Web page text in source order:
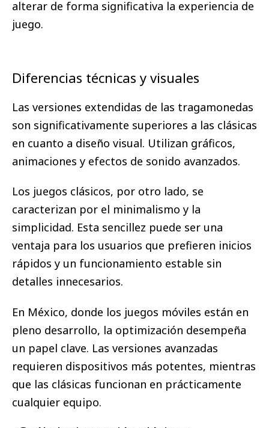
alterar de forma significativa la experiencia de
juego.
Diferencias técnicas y visuales
Las versiones extendidas de las tragamonedas
son significativamente superiores a las clásicas
en cuanto a diseño visual. Utilizan gráficos,
animaciones y efectos de sonido avanzados.
Los juegos clásicos, por otro lado, se
caracterizan por el minimalismo y la
simplicidad. Esta sencillez puede ser una
ventaja para los usuarios que prefieren inicios
rápidos y un funcionamiento estable sin
detalles innecesarios.
En México, donde los juegos móviles están en
pleno desarrollo, la optimización desempeña
un papel clave. Las versiones avanzadas
requieren dispositivos más potentes, mientras
que las clásicas funcionan en prácticamente
cualquier equipo.